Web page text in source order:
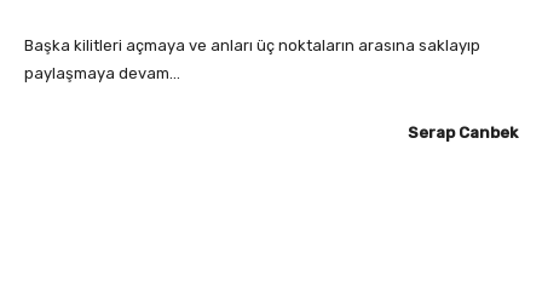
Başka kilitleri açmaya ve anları üç noktaların arasına saklayıp
paylaşmaya devam…
Serap Canbek